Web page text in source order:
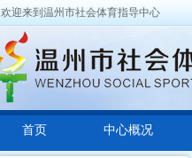
欢迎来到温州市社会体育指导中心
首页 中心概况